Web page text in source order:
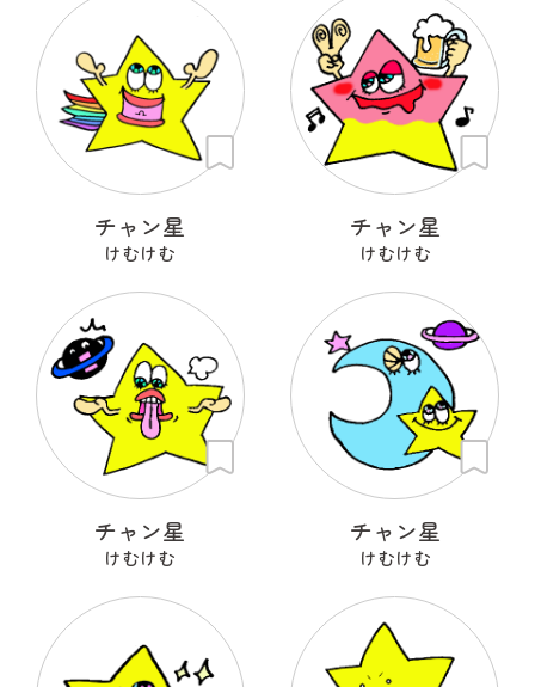
チャン星
けむけむ
チャン星
けむけむ
チャン星
けむけむ
チャン星
けむけむ